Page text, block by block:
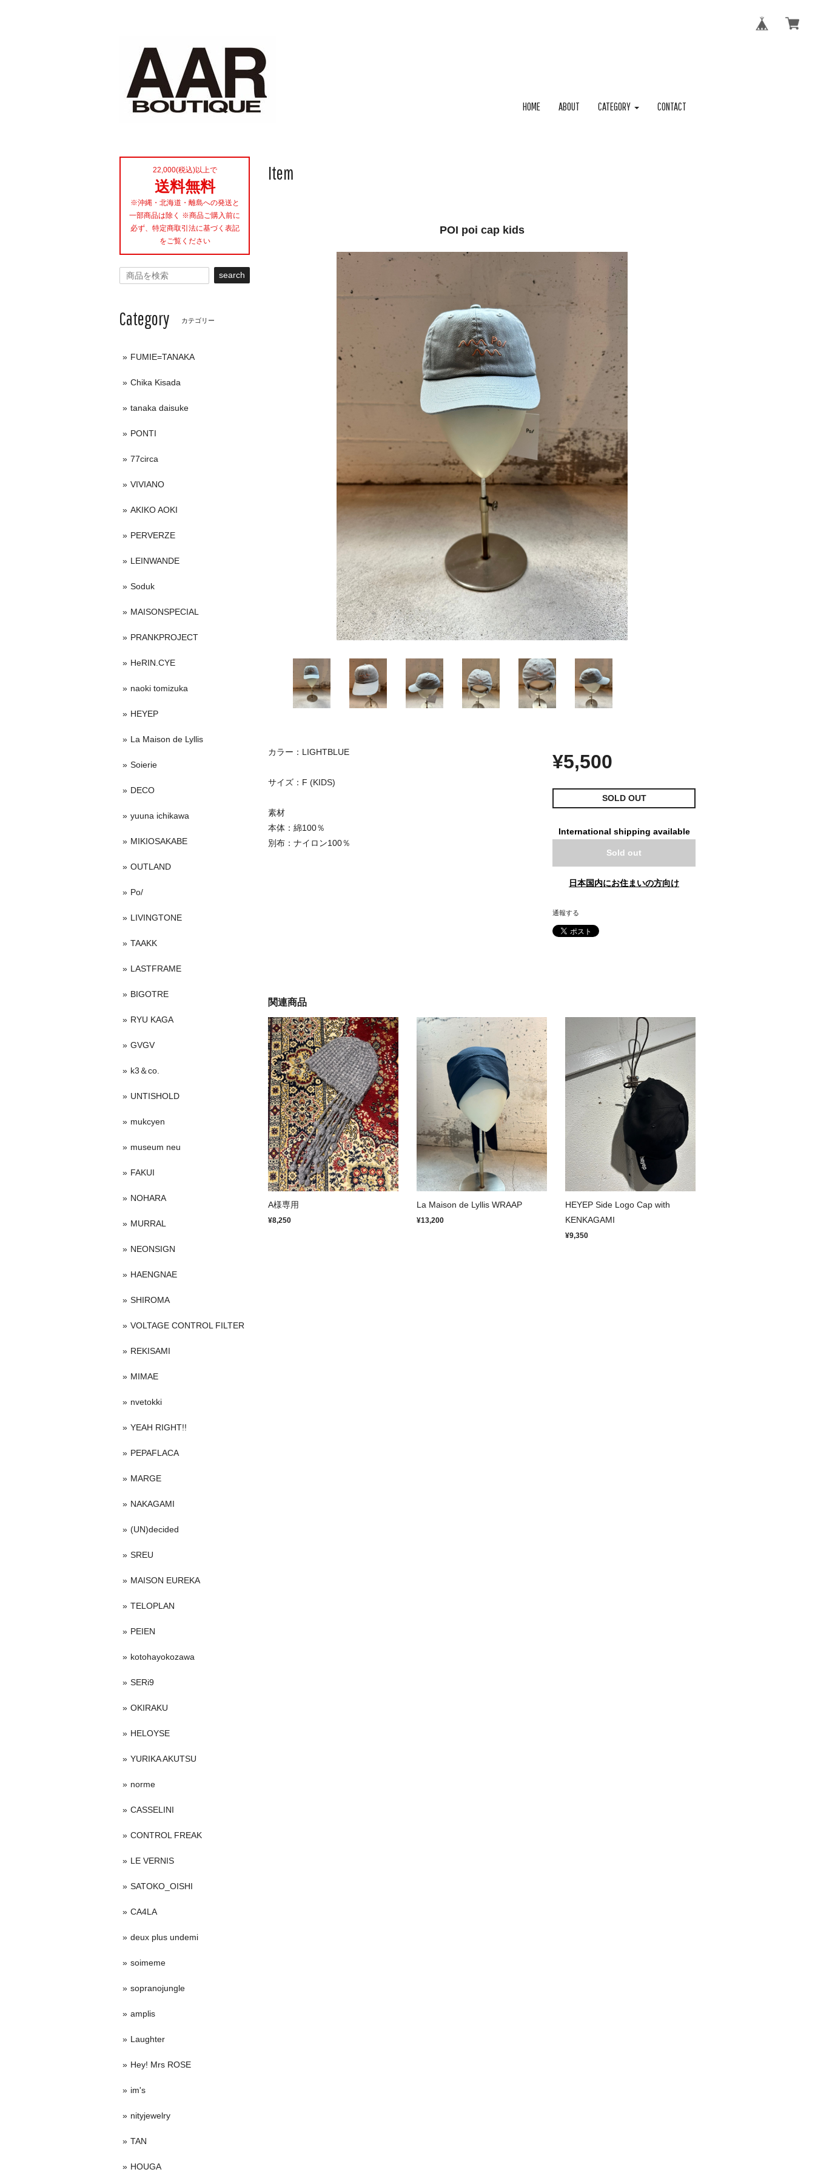
HOME ABOUT CATEGORY CONTACT
Item
POI poi cap kids
カラー：LIGHTBLUE
サイズ：F (KIDS)
素材
本体：綿100％
別布：ナイロン100％
¥5,500
SOLD OUT
International shipping available
Sold out
日本国内にお住まいの方向け
通報する
関連商品
A様専用
¥8,250
La Maison de Lyllis WRAAP
¥13,200
HEYEP Side Logo Cap with
KENKAGAMI
¥9,350
22,000(税込)以上で
送料無料
※沖縄・北海道・離島への発送と
一部商品は除く ※商品ご購入前に
必ず、特定商取引法に基づく表記
をご覧ください
search
Category カテゴリー
FUMIE=TANAKA
Chika Kisada
tanaka daisuke
PONTI
77circa
VIVIANO
AKIKO AOKI
PERVERZE
LEINWANDE
Soduk
MAISONSPECIAL
PRANKPROJECT
HeRIN.CYE
naoki tomizuka
HEYEP
La Maison de Lyllis
Soierie
DECO
yuuna ichikawa
MIKIOSAKABE
OUTLAND
Po/
LIVINGTONE
TAAKK
LASTFRAME
BIGOTRE
RYU KAGA
GVGV
k3＆co.
UNTISHOLD
mukcyen
museum neu
FAKUI
NOHARA
MURRAL
NEONSIGN
HAENGNAE
SHIROMA
VOLTAGE CONTROL FILTER
REKISAMI
MIMAE
nvetokki
YEAH RIGHT!!
PEPAFLACA
MARGE
NAKAGAMI
(UN)decided
SREU
MAISON EUREKA
TELOPLAN
PEIEN
kotohayokozawa
SERi9
OKIRAKU
HELOYSE
YURIKA AKUTSU
norme
CASSELINI
CONTROL FREAK
LE VERNIS
SATOKO_OISHI
CA4LA
deux plus undemi
soimeme
sopranojungle
amplis
Laughter
Hey! Mrs ROSE
im's
nityjewelry
TAN
HOUGA